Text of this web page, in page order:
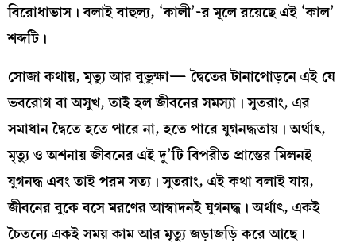
বিরোধাভাস। বলাই বাহুল্য, ‘কালী’-র মূলে রয়েছে এই ‘কাল’
শব্দটি।
সোজা কথায়, মৃত্যু আর বুভুক্ষা— দ্বৈতের টানাপোড়নে এই যে
ভবরোগ বা অসুখ, তাই হল জীবনের সমস্যা। সুতরাং, এর
সমাধান দ্বৈতে হতে পারে না, হতে পারে যুগনদ্ধতায়। অর্থাৎ,
মৃত্যু ও অশনায় জীবনের এই দু’টি বিপরীত প্রান্তের মিলনই
যুগনদ্ধ এবং তাই পরম সত্য। সুতরাং, এই কথা বলাই যায়,
জীবনের বুকে বসে মরণের আস্বাদনই যুগনদ্ধ। অর্থাৎ, একই
চৈতন্যে একই সময় কাম আর মৃত্যু জড়াজড়ি করে আছে।